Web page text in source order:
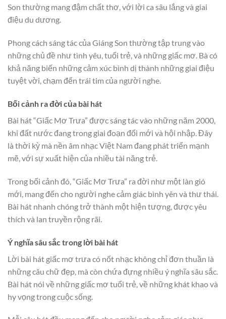
Son thường mang đậm chất thơ, với lời ca sâu lắng và giai
điệu du dương.
Phong cách sáng tác của Giáng Son thường tập trung vào
những chủ đề như tình yêu, tuổi trẻ, và những giấc mơ. Bà có
khả năng biến những cảm xúc bình dị thành những giai điệu
tuyệt vời, chạm đến trái tim của người nghe.
Bối cảnh ra đời của bài hát
Bài hát “Giấc Mơ Trưa” được sáng tác vào những năm 2000,
khi đất nước đang trong giai đoạn đổi mới và hội nhập. Đây
là thời kỳ mà nền âm nhạc Việt Nam đang phát triển mạnh
mẽ, với sự xuất hiện của nhiều tài năng trẻ.
Trong bối cảnh đó, “Giấc Mơ Trưa” ra đời như một làn gió
mới, mang đến cho người nghe cảm giác bình yên và thư thái.
Bài hát nhanh chóng trở thành một hiện tượng, được yêu
thích và lan truyền rộng rãi.
Ý nghĩa sâu sắc trong lời bài hát
Lời bài hát giấc mơ trưa có nốt nhạc không chỉ đơn thuần là
những câu chữ đẹp, mà còn chứa đựng nhiều ý nghĩa sâu sắc.
Bài hát nói về những giấc mơ tuổi trẻ, về những khát khao và
hy vọng trong cuộc sống.